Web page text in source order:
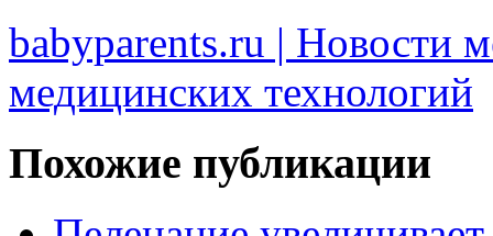
babyparents.ru | Новости
медицинских технологий
Похожие публикации